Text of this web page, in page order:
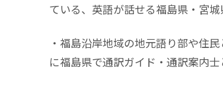
ている、英語が話せる福島県・宮
・福島沿岸地域の地元語り部や住
に福島県で通訳ガイド・通訳案内